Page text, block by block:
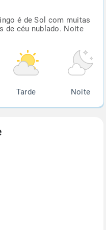
é de Sol com muitas
de céu nublado. Noite
Tarde Noite